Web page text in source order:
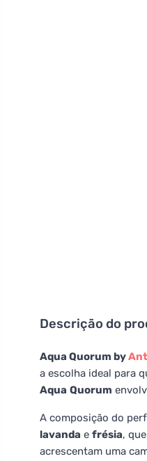
Descrição do
Aqua Quorum by
a escolha ideal para
Aqua Quorum
A composição do
lavanda e frésia,
acrescentam uma